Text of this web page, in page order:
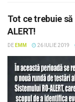
Tot ce trebuie
ALERT!
DE EMM 26 IULIE 2019